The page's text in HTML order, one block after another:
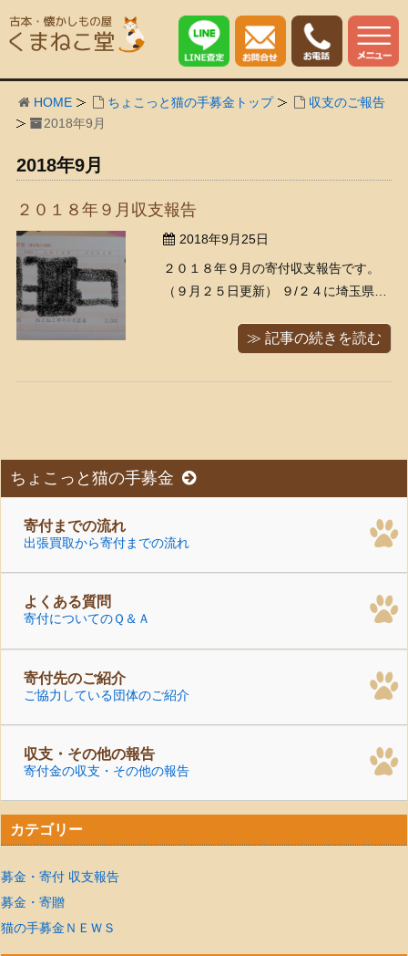
HOME ちょこっと猫の手募金トップ
収支のご報告
2018年9月
2018年9月
２０１８年９月収支報告
2018年9月25日
２０１８年９月の寄付収支報告です。
（９月２５日更新） ９/２４に埼玉県の
こねこ亭の小さな命を守る会：江戸川
きました。 ９/２５にお振込みさせてい
≫ 記事の続きを読む
ちょこっと猫の手募金
寄付までの流れ
出張買取から寄付までの流れ
よくある質問
寄付についてのＱ＆Ａ
寄付先のご紹介
ご協力している団体のご紹介
収支・その他の報告
寄付金の収支・その他の報告
カテゴリー
募金・寄付 収支報告
募金・寄贈
猫の手募金ＮＥＷＳ